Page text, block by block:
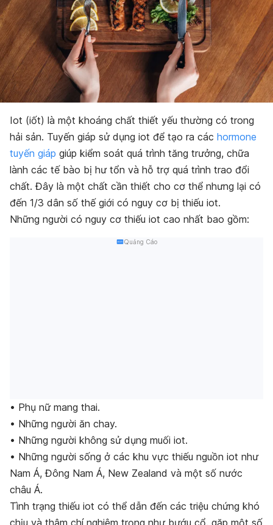
Iot (iốt) là một khoáng chất thiết yếu thường có trong
hải sản. Tuyến giáp sử dụng iot để tạo ra các hormone
tuyến giáp giúp kiểm soát quá trình tăng trưởng, chữa
lành các tế bào bị hư tổn và hỗ trợ quá trình trao đổi
chất. Đây là một chất cần thiết cho cơ thể nhưng lại có
đến 1/3 dân số thế giới có nguy cơ bị thiếu iot.
Những người có nguy cơ thiếu iot cao nhất bao gồm:
Quảng Cáo
• Phụ nữ mang thai.
• Những người ăn chay.
• Những người không sử dụng muối iot.
• Những người sống ở các khu vực thiếu nguồn iot như
Nam Á, Đông Nam Á, New Zealand và một số nước
châu Á.
Tình trạng thiếu iot có thể dẫn đến các triệu chứng khó